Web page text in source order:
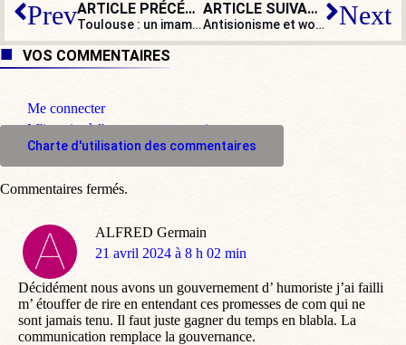
Prev ARTICLE PRÉCÉDENT
Toulouse : un imam condamné pour antisémitisme expulsé vers l’Algérie
ARTICLE SUIVANT
Antisionisme et wokisme : l’effondrement idéologique de Sciences Po Next
VOS COMMENTAIRES
Me connecter
M'inscrire à l'espace commentaire
Charte d'utilisation des commentaires
ALFRED Germain
dit
21 avril 2024 à 8 h 02 min
Décidément nous avons un gouvernement d’ humoriste j’ai failli
m’ étouffer de rire en entendant ces promesses de com qui ne
sont jamais tenu. Il faut juste gagner du temps en blabla. La
communication remplace la gouvernance.
Commentaires fermés.